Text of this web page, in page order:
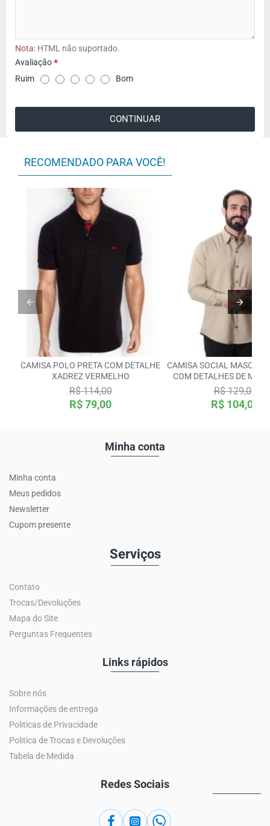
Nota: HTML não suportado.
A
a
Avaliação
Ruim
Bom
CONTINUAR
RECOMENDADO PARA VOCÊ!
CAMISA POLO PRETA COM DETALHE
XADREZ VERMELHO
R$ 79,00
R$ 114,00
CAMISA SOCIAL
COM DETALHES DE
MANGA LONGA
R$ 104,00
R$ 129,00
Minha conta
Minha conta
Meus pedidos
Newsletter
Cupom presente
Serviços
Contato
Trocas/Devoluções
Mapa do Site
Perguntas Frequentes
Links rápidos
Sobre nós
Informações de entrega
Politicas de Privacidade
Politica de Trocas e Devoluções
Tabela de Medida
Redes Sociais